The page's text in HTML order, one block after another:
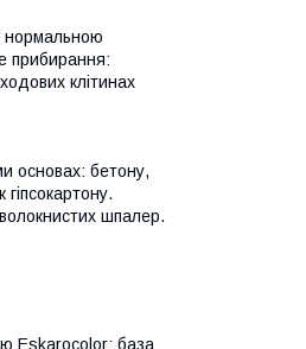
нормальною
прибирання:
клітинах
основах: бетону,
шпалер.
Eskarocolor: база